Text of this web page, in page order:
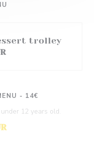
trolley
- 14€
12 years old.